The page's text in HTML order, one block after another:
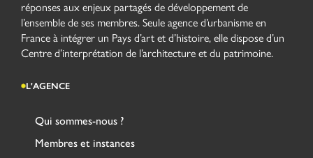
réponses aux enjeux partagés de développement de
l’ensemble de ses membres. Seule agence d’urbanisme en
France à intégrer un Pays d’art et d’histoire, elle dispose d’un
Centre d’interprétation de l’architecture et du patrimoine.
L'AGENCE
Qui sommes-nous ?
Membres et instances